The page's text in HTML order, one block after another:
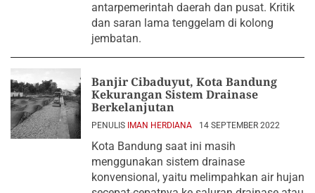
antarpemerintah daerah dan pusat. Kritik
dan saran lama tenggelam di kolong
jembatan.
Banjir Cibaduyut, Kota Bandung
Kekurangan Sistem Drainase
Berkelanjutan
PENULIS IMAN HERDIANA 14 SEPTEMBER 2022
Kota Bandung saat ini masih
menggunakan sistem drainase
konvensional, yaitu melimpahkan air hujan